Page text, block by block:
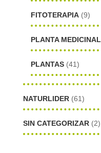
FITOTERAPIA (9)
PLANTA MEDICINAL
PLANTAS (41)
NATURLIDER (61)
SIN CATEGORIZAR (2)